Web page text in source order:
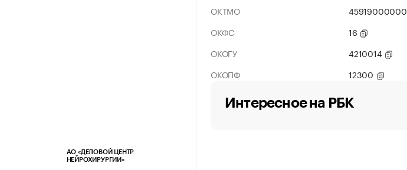
АО «ДЕЛОВОЙ ЦЕНТР
НЕЙРОХИРУРГИИ»
ОКТМО
45919000000
ОКФС
16
ОКОГУ
4210014
ОКОПФ
12300
Интересное на РБК